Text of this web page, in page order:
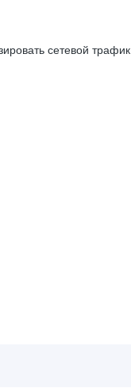
сетевой трафик.